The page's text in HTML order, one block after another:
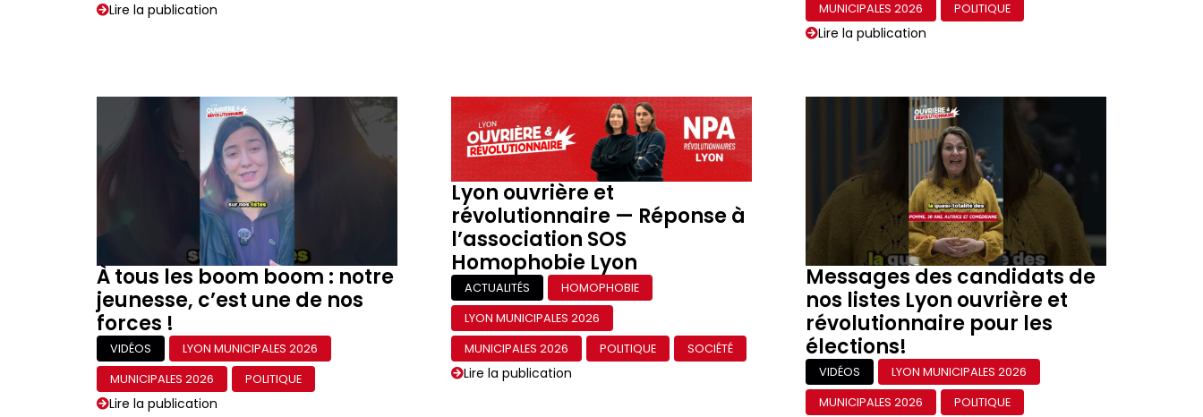
Lire la publication
MUNICIPALES 2026
POLITIQUE
Lire la publication
À tous les boom boom : notre
jeunesse, c’est une de nos
forces !
VIDÉOS
LYON MUNICIPALES 2026
MUNICIPALES 2026
POLITIQUE
Lire la publication
Lyon ouvrière et
révolutionnaire — Réponse à
l’association SOS
Homophobie Lyon
ACTUALITÉS
HOMOPHOBIE
LYON MUNICIPALES 2026
MUNICIPALES 2026
POLITIQUE SOCIÉTÉ
Lire la publication
Messages des candidats de
nos listes Lyon ouvrière et
révolutionnaire pour les
élections!
VIDÉOS
LYON MUNICIPALES 2026
MUNICIPALES 2026
POLITIQUE